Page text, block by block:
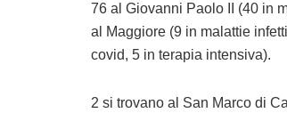
76 al Giovanni Paolo II (40 in
al Maggiore (9 in malattie
covid, 5 in terapia intensiva).
2 si trovano al San Marco di